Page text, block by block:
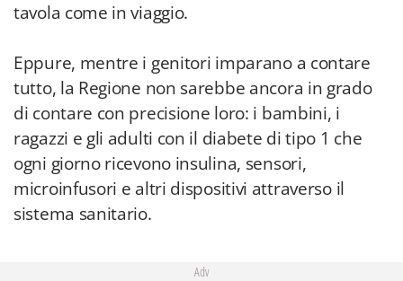
tavola come in viaggio.
Eppure, mentre i genitori imparano a contare
tutto, la Regione non sarebbe ancora in grado
di contare con precisione loro: i bambini, i
ragazzi e gli adulti con il diabete di tipo 1 che
ogni giorno ricevono insulina, sensori,
microinfusori e altri dispositivi attraverso il
sistema sanitario.
Adv